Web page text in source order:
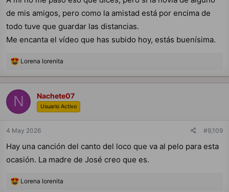
de mis amigos, pero como la amistad está por encima de
todo tuve que guardar las distancias.
Me encanta el vídeo que has subido hoy, estás buenísima.
R
a
c
c
i
s
Lorena lorenita
N Nachete07
Usuario Activo
4 May 2026 #9,109
Hay una canción del canto del loco que va al pelo para esta
ocasión. La madre de José creo que es.
RLorena lorenita